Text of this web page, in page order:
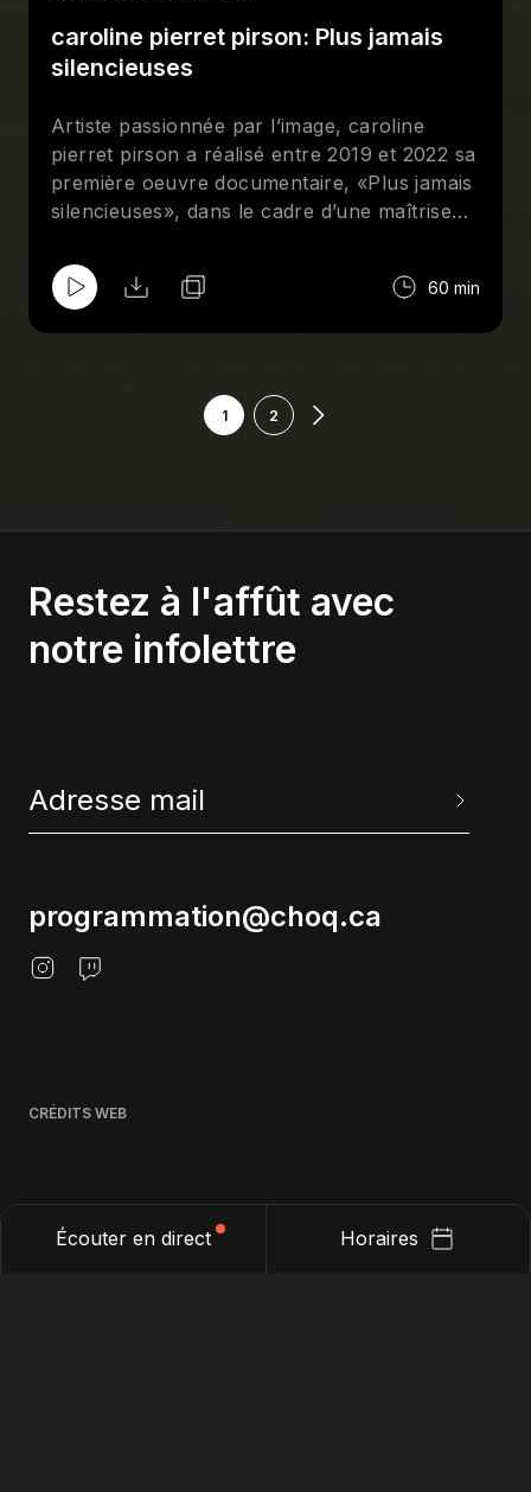
Écouter en direct Horaires
démarche allant des enchantements aux
effondrements.
caroline pierret pirson: Plus jamais
silencieuses
Artiste passionnée par l’image, caroline
pierret pirson a réalisé entre 2019 et 2022 sa
première oeuvre documentaire, «Plus jamais
silencieuses», dans le cadre d’une maîtrise
l’installation, elle y amplifie les voix silenciées
par les violences patriarcales, en s’inspirant
son désir de représentation et les
fondements de son rapport à l’écoute.
60 min
1 2
Restez à l'affût avec
notre infolettre
programmation@choq.ca
CRÉDITS WEB